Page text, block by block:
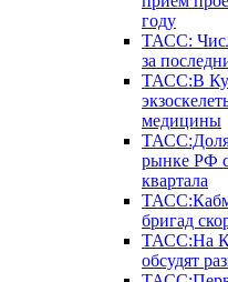
году
ТАСС:
за
ТАСС:В
медицины
ТАСС:Доля
рынке РФ
квартала
бригад
ТАСС:На
обсудят